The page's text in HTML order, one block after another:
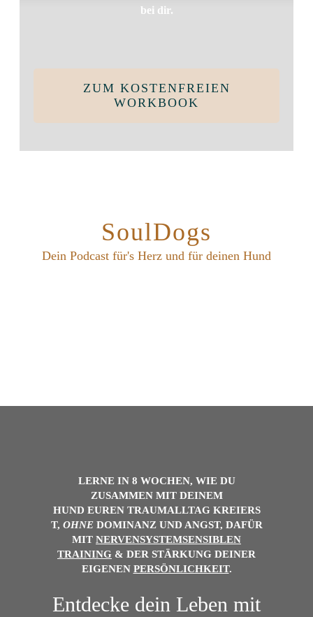
bei dir.
ZUM KOSTENFREIEN
WORKBOOK
SoulDogs
Dein Podcast für's Herz und für deinen Hund
LERNE IN 8 WOCHEN, WIE DU
ZUSAMMEN MIT DEINEM
HUND EUREN TRAUMALLTAG KREIERS
T, OHNEDOMINANZ UND ANGST, DAFÜR
MIT NERVENSYSTEMSENSIBLEN
TRAINING & DER STÄRKUNG DEINER
EIGENEN PERSÖNLICHKEIT.
Entdecke dein Leben mit